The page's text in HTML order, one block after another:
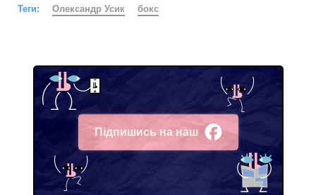
Теги: Олександр Усик бокс
Підпишись на наш
Facebook